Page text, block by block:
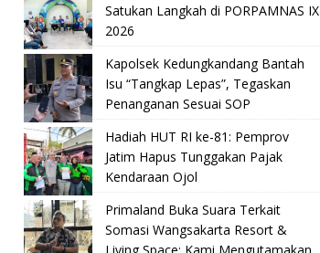
Satukan Langkah di PORPAMNAS IX
2026
Kapolsek Kedungkandang Bantah
Isu “Tangkap Lepas”, Tegaskan
Penanganan Sesuai SOP
Hadiah HUT RI ke-81: Pemprov
Jatim Hapus Tunggakan Pajak
Kendaraan Ojol
Primaland Buka Suara Terkait
Somasi Wangsakarta Resort &